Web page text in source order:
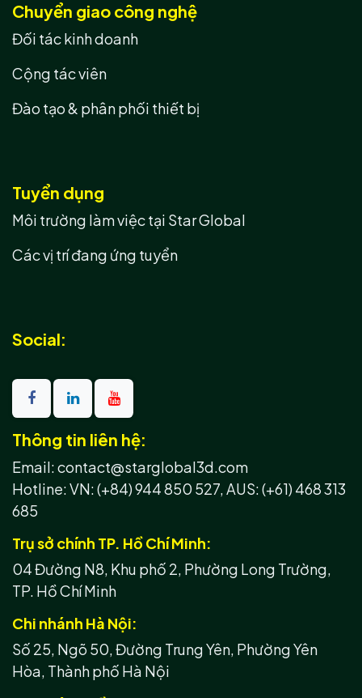
Thông tin liên hệ:
Email: contact@starglobal3d.com
Hotline:VN: (+84) 944 850 527,AUS: (+61) 468 313
685
Trụ sở chính TP. Hồ Chí Minh:
04 Đường N8, Khu phố 2, Phường Long Trường,
TP. Hồ Chí Minh
Chi nhánh Hà Nội:
Số 25, Ngõ 50, Đường Trung Yên, Phường Yên
Hòa, Thành phố Hà Nội
Social:
Chuyển giao công nghệ
Đối tác kinh doanh
Cộng tác viên
Đào tạo & phân phối thiết bị
Tuyển dụng
Môi trường làm việc tại Star Global
Các vị trí đang ứng tuyển